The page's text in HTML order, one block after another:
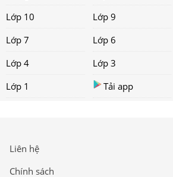
Lớp 10
Lớp 9
Lớp 7
Lớp 6
Lớp 4
Lớp 3
Lớp 1
Tải app
Liên hệ
Chính sách